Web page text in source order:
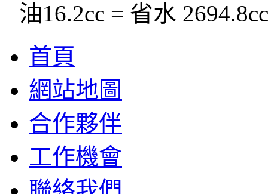
油16.2cc = 省水
首頁
網站地圖
合作夥伴
工作機會